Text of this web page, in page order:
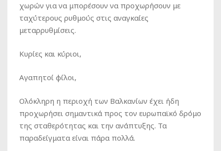
χωρών για να μπορέσουν να προχωρήσουν με
ταχύτερους ρυθμούς στις αναγκαίες
μεταρρυθμίσεις.
Κυρίες και κύριοι,
Αγαπητοί φίλοι,
Ολόκληρη η περιοχή των Βαλκανίων έχει ήδη
προχωρήσει σημαντικά προς τον ευρωπαϊκό δρόμο
της σταθερότητας και την ανάπτυξης. Τα
παραδείγματα είναι πάρα πολλά.